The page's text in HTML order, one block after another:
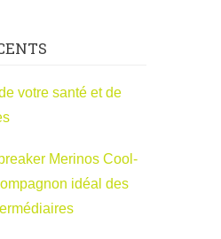
votre santé et de
Merinos Cool-
idéal des